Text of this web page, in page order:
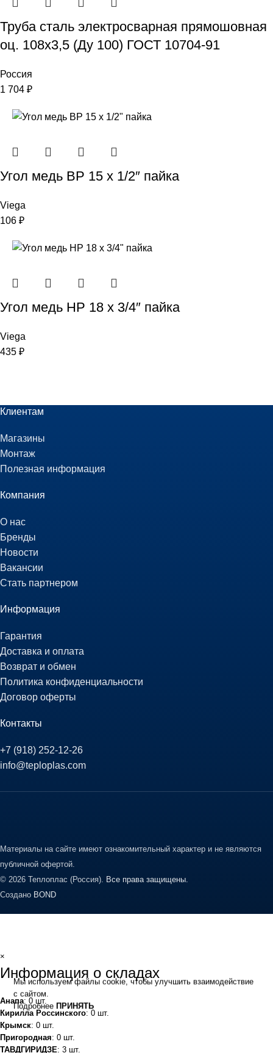
Труба сталь электросварная прямошовная
оц. 108х3,5 (Ду 100) ГОСТ 10704-91
Россия
1 704 ₽
Угол медь ВР 15 х 1/2″ пайка
Viega
106 ₽
Угол медь НР 18 х 3/4″ пайка
Viega
435 ₽
Клиентам
Магазины
Монтаж
Полезная информация
Компания
О нас
Бренды
Новости
Вакансии
Стать партнером
Информация
Гарантия
Доставка и оплата
Возврат и обмен
Политика конфиденциальности
Договор оферты
Контакты
+7 (918) 252-12-26
info@teploplas.com
Материалы на сайте имеют ознакомительный характер и не являются
публичной офертой.
© 2026 Теплоплас (Россия). Все права защищены.
Создано BOND
Мы используем файлы cookie, чтобы улучшить взаимодействие
с сайтом.
Подробнее ПРИНЯТЬ
×
Информация о складах
Анапа: 0 шт.
Кирилла Россинского: 0 шт.
Крымск: 0 шт.
Пригородная: 0 шт.
ТАВДГИРИДЗЕ: 3 шт.